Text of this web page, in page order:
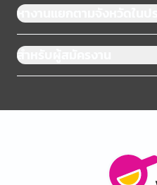
หางานแยกตามจังหวัดในปร
สำหรับผู้สมัครงาน